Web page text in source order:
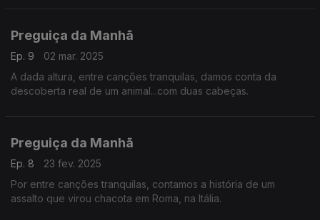
Preguiça da Manhã
Ep. 9
02 mar. 2025
A dada altura, entre canções tranquilas, damos conta da
descoberta real de um animal...com duas cabeças.
Preguiça da Manhã
Ep. 8
23 fev. 2025
Por entre canções tranquilas, contamos a história de um
assalto que virou chacota em Roma, na Itália.